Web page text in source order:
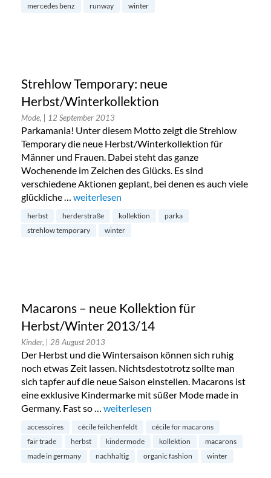
mercedes benz
runway winter
Strehlow Temporary: neue
Herbst/Winterkollektion
Mode, | 12 September 2013
Parkamania! Unter diesem Motto zeigt die Strehlow
Temporary die neue Herbst/Winterkollektion für
Männer und Frauen. Dabei steht das ganze
Wochenende im Zeichen des Glücks. Es sind
verschiedene Aktionen geplant, bei denen es auch viele
glückliche … „Strehlow Temporary: neue Herbst/
weiterlesen
herbst herderstraße kollektion
parka
strehlow temporary
winter
Macarons – neue Kollektion für
Herbst/Winter 2013/14
Kinder, | 28 August 2013
Der Herbst und die Wintersaison können sich ruhig
noch etwas Zeit lassen. Nichtsdestotrotz sollte man
sich tapfer auf die neue Saison einstellen. Macarons ist
eine exklusive Kindermarke mit süßer Mode made in
Germany. Fast so … „Macarons – neue Kollektion für
weiterlesen
accessoires cécile feilchenfeldt
cécile for macarons
fair trade
herbst kindermode kollektion
macarons
made in germany
nachhaltig organic fashion winter